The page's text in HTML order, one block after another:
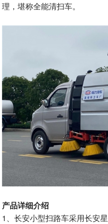
理，堪称全能清扫车。
产品详细介绍
1、长安小型扫路车采用长安